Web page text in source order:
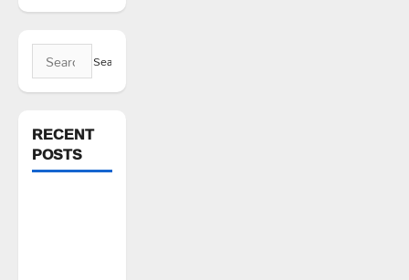
Search
for:
RECENT
POSTS